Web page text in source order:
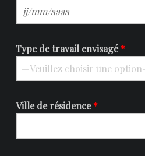
Type de travail envisagé*
Ville de résidence*